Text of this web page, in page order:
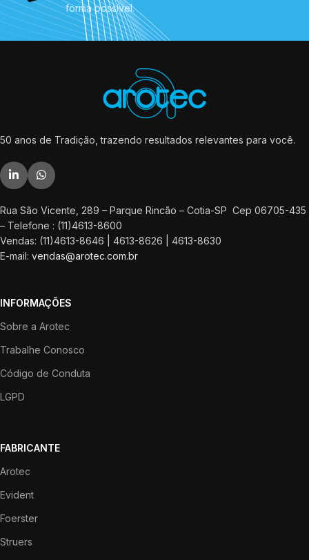
forma possível.
50 anos de Tradição, trazendo resultados relevantes para você.
Rua São Vicente, 289 – Parque Rincão – Cotia-SP Cep 06705-435
– Telefone : (11)4613-8600
Vendas: (11)4613-8646 | 4613-8626 | 4613-8630
E-mail: vendas@arotec.com.br
INFORMAÇÕES
Sobre a Arotec
Trabalhe Conosco
Código de Conduta
LGPD
FABRICANTE
Arotec
Evident
Foerster
Struers